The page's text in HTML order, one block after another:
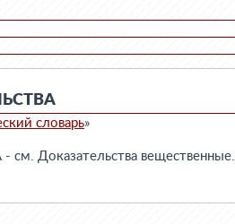
словарь»
Доказательства вещественные.